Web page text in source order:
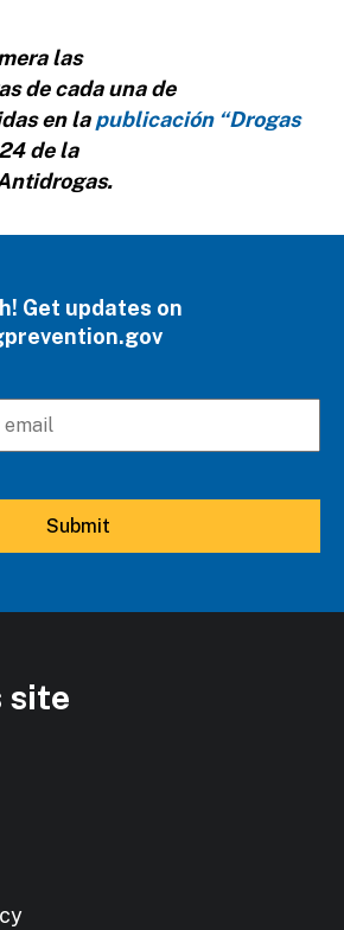
las
de cada una de
en lapublicación “Drogas
de la
Get updates on
site